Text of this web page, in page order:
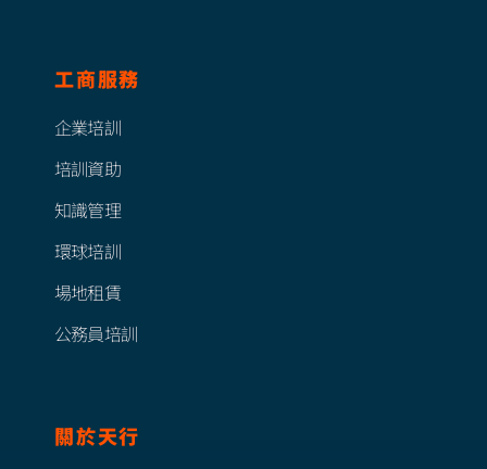
工商服務
企業培訓
培訓資助
知識管理
環球培訓
場地租賃
公務員培訓
關於天行